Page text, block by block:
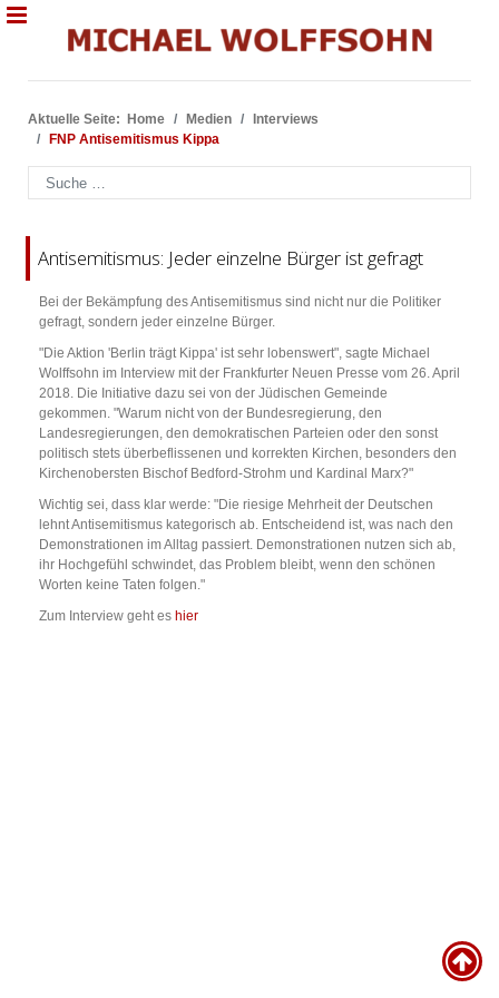
Aktuelle Seite: Home Medien
Interviews
FNP Antisemitismus Kippa
Suchen
Antisemitismus: Jeder einzelne Bürger ist gefragt
Bei der Bekämpfung des Antisemitismus sind nicht nur die Politiker
gefragt, sondern jeder einzelne Bürger.
"Die Aktion 'Berlin trägt Kippa' ist sehr lobenswert", sagte Michael
Wolffsohn im Interview mit der Frankfurter Neuen Presse vom 26. April
2018. Die Initiative dazu sei von der Jüdischen Gemeinde
gekommen. "Warum nicht von der Bundesregierung, den
Landesregierungen, den demokratischen Parteien oder den sonst
politisch stets überbeflissenen und korrekten Kirchen, besonders den
Kirchenobersten Bischof Bedford-Strohm und Kardinal Marx?"
Wichtig sei, dass klar werde: "Die riesige Mehrheit der Deutschen
lehnt Antisemitismus kategorisch ab. Entscheidend ist, was nach den
Demonstrationen im Alltag passiert. Demonstrationen nutzen sich ab,
ihr Hochgefühl schwindet, das Problem bleibt, wenn den schönen
Worten keine Taten folgen."
Zum Interview geht es hier